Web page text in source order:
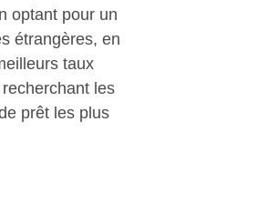
optant pour un
étrangères, en
taux
recherchant les
prêt les plus